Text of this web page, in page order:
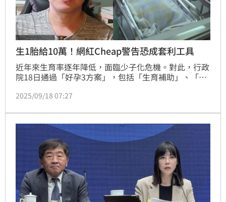
生1胎給10萬！網紅Cheap警告恐成套利工具
近年來生育率逐年降低，面臨少子化危機。對此，行政
院18日通過「好孕3方案」，包括「生育補助」、「人
將由中央統一補貼，每名新生兒給付10萬元，預定
警，該政策恐成「套利工具」，將出現一堆隔代教養造
成社會問題，把成本嫁禍給大家。
2025/09/18 07:27